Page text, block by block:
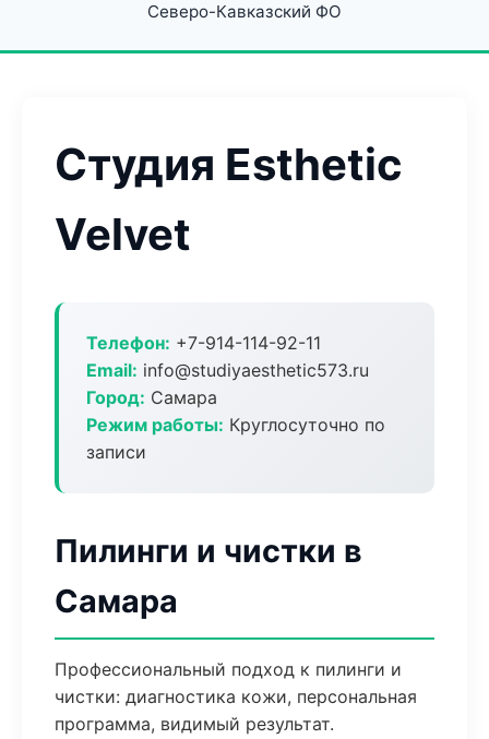
Северо-Кавказский ФО
Студия Esthetic
Velvet
Телефон: +7-914-114-92-11
Email: info@studiyaesthetic573.ru
Город: Самара
Режим работы: Круглосуточно по
записи
Пилинги и чистки в
Самара
Профессиональный подход к пилинги и
чистки: диагностика кожи, персональная
программа, видимый результат.